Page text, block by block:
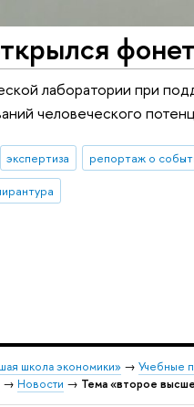
лаборатории при
человеческого
экспертиза репортаж о
школа экономики» → Учебные
→ Новости → Тема «второе